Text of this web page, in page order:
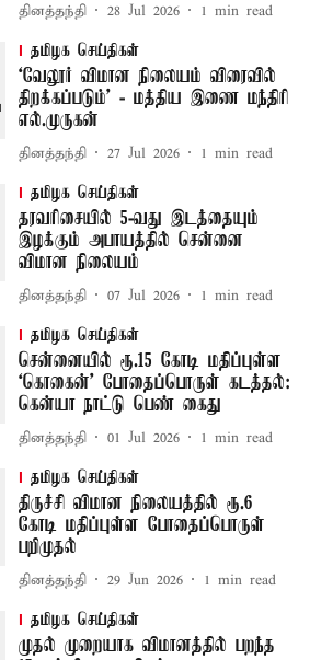
தினத்தந்தி 28 Jul 2026 1 min read
தமிழக செய்திகள்
‘வேலூர் விமான நிலையம் விரைவில்
திறக்கப்படும்’ - மத்திய இணை மந்திரி
எல்.முருகன்
தினத்தந்தி 27 Jul 2026 1 min read
தமிழக செய்திகள்
தரவரிசையில் 5-வது இடத்தையும்
இழக்கும் அபாயத்தில் சென்னை
விமான நிலையம்
தினத்தந்தி 07 Jul 2026 1 min read
தமிழக செய்திகள்
சென்னையில் ரூ.15 கோடி மதிப்புள்ள
‘கொகைன்' போதைப்பொருள் கடத்தல்:
கென்யா நாட்டு பெண் கைது
தினத்தந்தி 01 Jul 2026 1 min read
தமிழக செய்திகள்
திருச்சி விமான நிலையத்தில் ரூ.6
கோடி மதிப்புள்ள போதைப்பொருள்
பறிமுதல்
தினத்தந்தி 29 Jun 2026 1 min read
தமிழக செய்திகள்
முதல் முறையாக விமானத்தில் பறந்த